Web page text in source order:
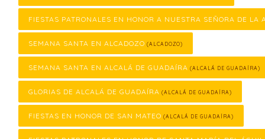
FIESTAS PATRONALES EN HONOR A NUESTRA SEÑORA DE LA
SEMANA SANTA EN ALCADOZO (ALCADOZO)
SEMANA SANTA EN ALCALÁ DE GUADAÍRA (ALCALÁ DE GUADAÍRA)
GLORIAS DE ALCALÁ DE GUADAÍRA (ALCALÁ DE GUADAÍRA)
FIESTAS EN HONOR DE SAN MATEO (ALCALÁ DE GUADAÍRA)